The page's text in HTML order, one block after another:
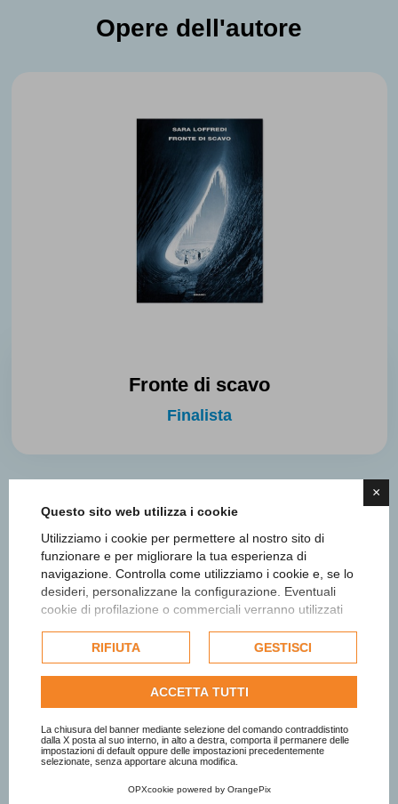
×
Questo sito web utilizza i cookie
Utilizziamo i cookie per permettere al nostro sito di
funzionare e per migliorare la tua esperienza di
navigazione. Controlla come utilizziamo i cookie e, se lo
desideri, personalizzane la configurazione. Eventuali
cookie di profilazione o commerciali verranno utilizzati
dell'utente e, se consentito, potrebbero essere utilizzati
per personalizzare gli annunci pubblicitari. Per ulteriori
informazioni su come Google utilizza i dati raccolti,
politica sulla privacy di Google
Consulta l'informativa cookie completa.
RIFIUTA GESTISCI
ACCETTA TUTTI
La chiusura del banner mediante selezione del comando contraddistinto
dalla X posta al suo interno, in alto a destra, comporta il permanere delle
impostazioni di default oppure delle impostazioni precedentemente
selezionate, senza apportare alcuna modifica.
OPXcookie powered by OrangePix
Opere dell'autore
Fronte di scavo
Finalista
Iscriviti alla newsletter
Ottieni informazioni e aggiornamenti
sul Premio
Iscriviti Subito